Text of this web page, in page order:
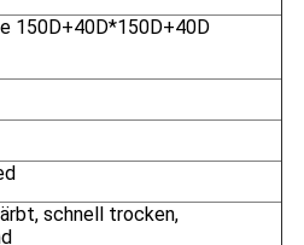
150D+40D*150D+40D
schnell trocken,